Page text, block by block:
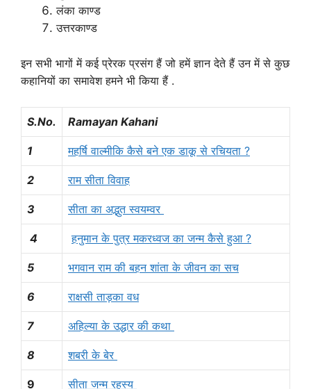
लंका काण्ड
उत्तरकाण्ड
इन सभी भागों में कई प्रेरक प्रसंग हैं जो हमें ज्ञान देते हैं उन में से कुछ
कहानियों का समावेश हमने भी किया हैं .
S.No. Ramayan Kahani
1 महर्षि वाल्मीकि कैसे बने एक डाकू से रचियता ?
2 राम सीता विवाह
3 सीता का अद्भुत स्वयम्वर
4 हनुमान के पुत्र मकरध्वज का जन्म कैसे हुआ ?
5 भगवान राम की बहन शांता के जीवन का सच
6 राक्षसी ताड़का वध
7 अहिल्या के उद्धार की कथा
8 शबरी के बेर
9 सीता जन्म रहस्य